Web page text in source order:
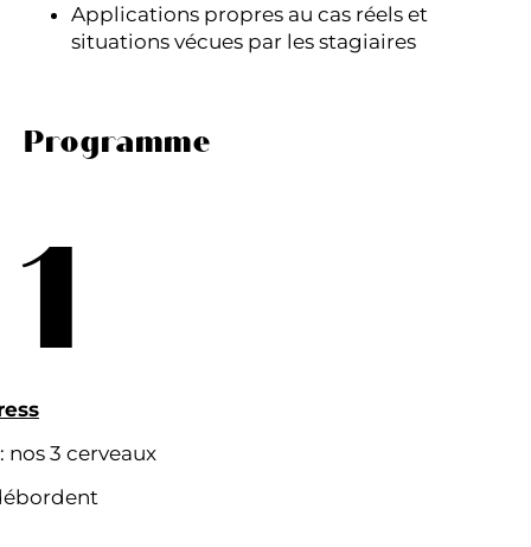
Applications propres au cas réels et
situations vécues par les stagiaires
Programme
1
nos 3 cerveaux